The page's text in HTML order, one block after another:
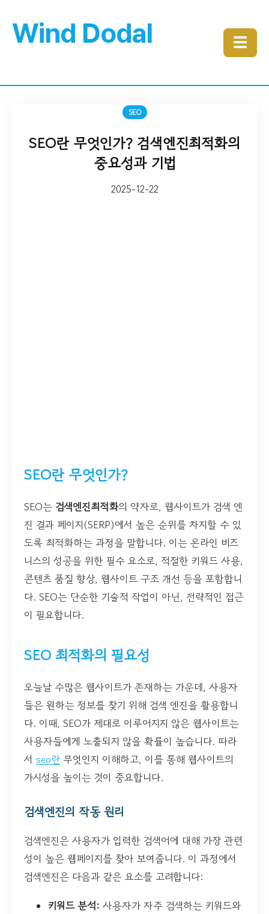
Wind Dodal ☰
SEO
SEO란 무엇인가? 검색엔진최적화의
중요성과 기법
2025-12-22
SEO란 무엇인가?
SEO는 검색엔진최적화의 약자로, 웹사이트가 검색 엔
진 결과 페이지(SERP)에서 높은 순위를 차지할 수 있
도록 최적화하는 과정을 말합니다. 이는 온라인 비즈
니스의 성공을 위한 필수 요소로, 적절한 키워드 사용,
콘텐츠 품질 향상, 웹사이트 구조 개선 등을 포함합니
다. SEO는 단순한 기술적 작업이 아닌, 전략적인 접근
이 필요합니다.
SEO 최적화의 필요성
오늘날 수많은 웹사이트가 존재하는 가운데, 사용자
들은 원하는 정보를 찾기 위해 검색 엔진을 활용합니
다. 이때, SEO가 제대로 이루어지지 않은 웹사이트는
사용자들에게 노출되지 않을 확률이 높습니다. 따라
서 seo란 무엇인지 이해하고, 이를 통해 웹사이트의
가시성을 높이는 것이 중요합니다.
검색엔진의 작동 원리
검색엔진은 사용자가 입력한 검색어에 대해 가장 관련
성이 높은 웹페이지를 찾아 보여줍니다. 이 과정에서
검색엔진은 다음과 같은 요소를 고려합니다:
키워드 분석: 사용자가 자주 검색하는 키워드와